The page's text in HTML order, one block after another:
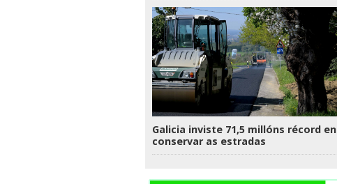
Galicia inviste 71,5 millóns récord en
conservar as estradas